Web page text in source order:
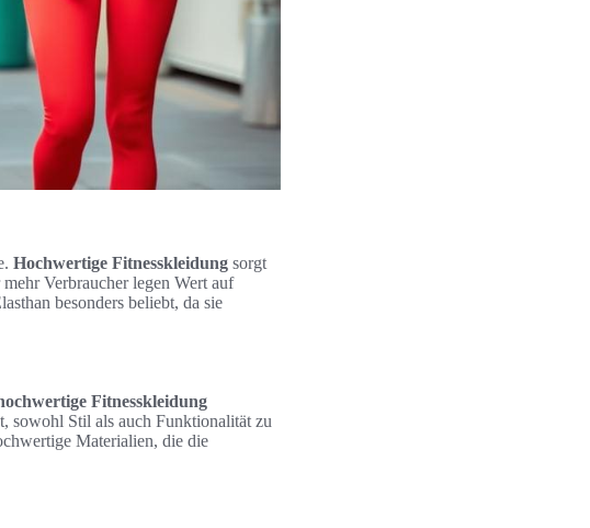
Hochwertige Fitnesskleidung sorgt
Verbraucher legen Wert auf
besonders beliebt, da sie
Fitnesskleidung
sowohl Stil als auch Funktionalität zu
Materialien, die die